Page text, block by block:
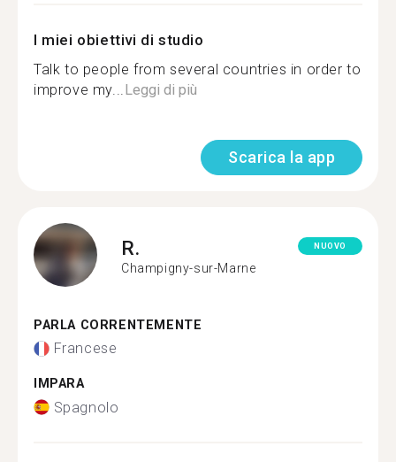
I miei obiettivi di studio
Talk to people from several countries in order to
improve my... Leggi di più
Scarica la app
R.
Champigny-sur-Marne
NUOVO
PARLA CORRENTEMENTE
Francese
IMPARA
Spagnolo